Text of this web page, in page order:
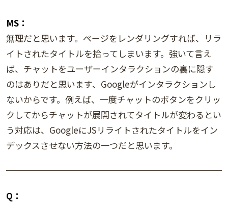
MS：
無理だと思います。ページをレンダリングすれば、リラ
イトされたタイトルを拾ってしまいます。強いて言え
ば、チャットをユーザーインタラクションの裏に隠す
のはありだと思います、Googleがインタラクションし
ないからです。例えば、一度チャットのボタンをクリッ
クしてからチャットが展開されてタイトルが変わるとい
う対応は、GoogleにJSリライトされたタイトルをイン
デックスさせない方法の一つだと思います。
Q：